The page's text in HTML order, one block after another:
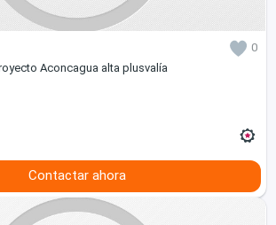
0
Aconcagua alta plusvalía
Contactar ahora